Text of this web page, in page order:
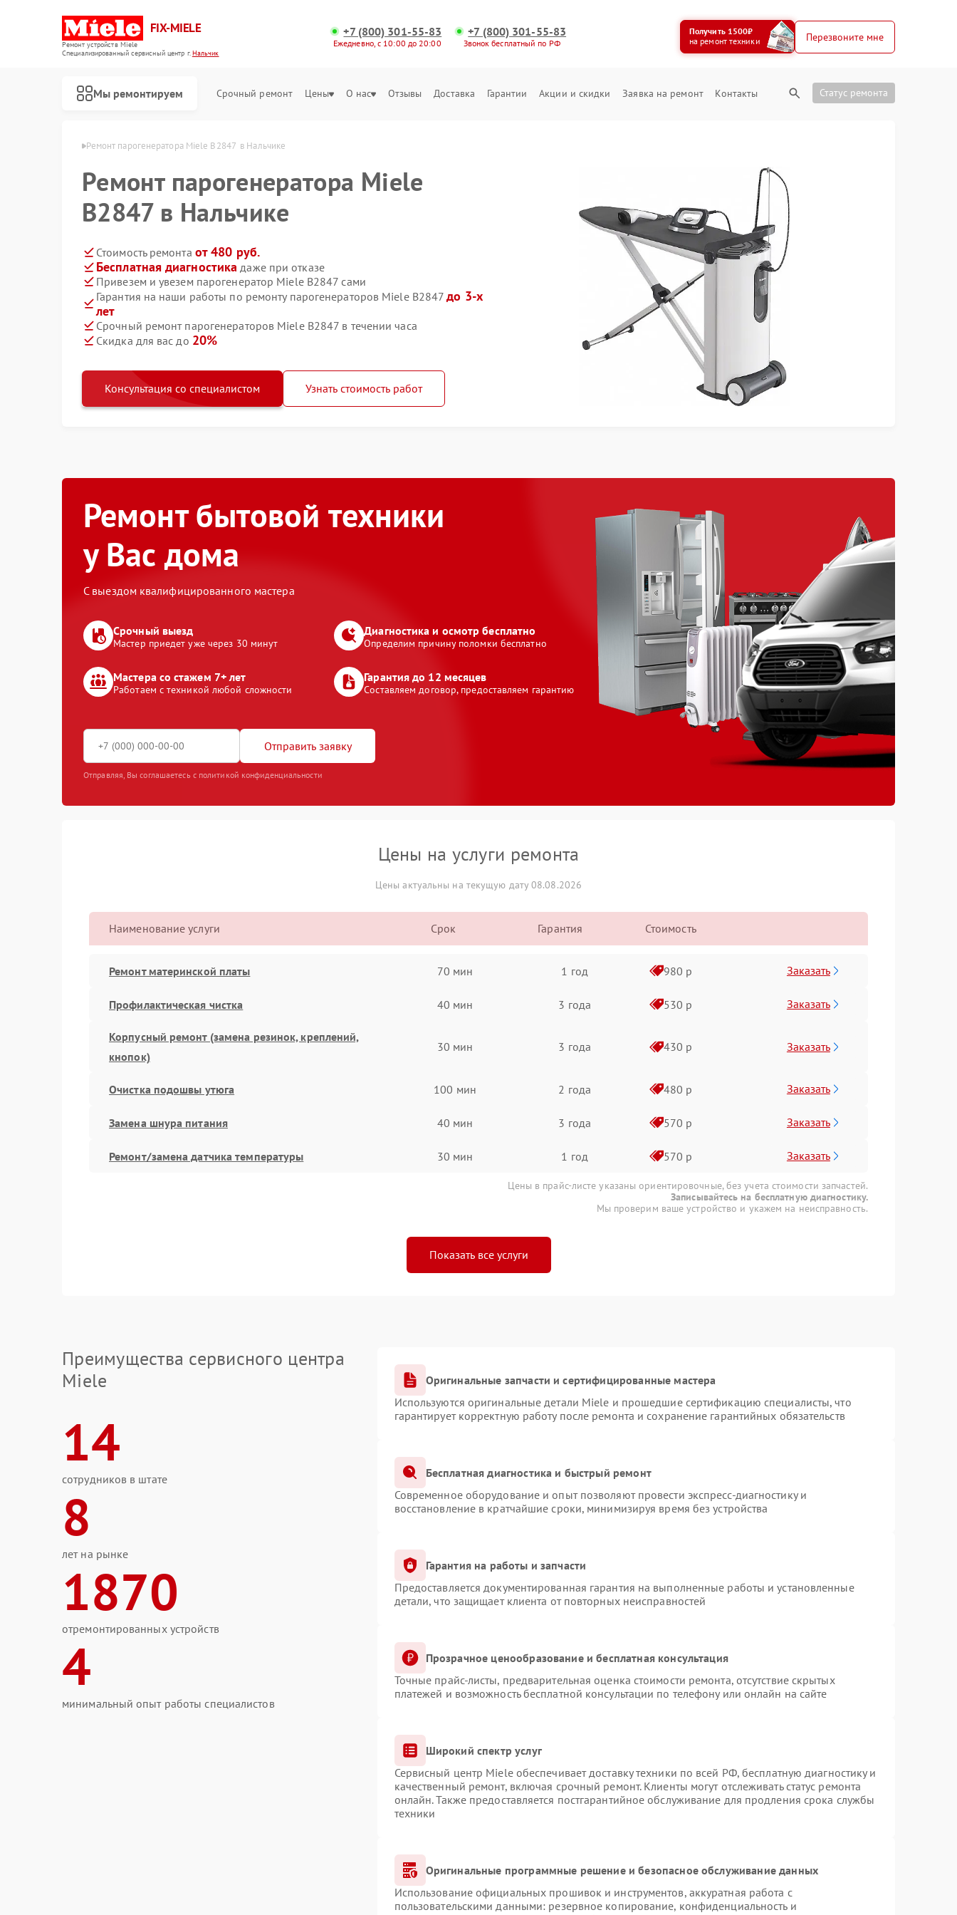
FIX-MIELE
Ремонт устройств Miele
Специализированный cервисный центр г.Нальчик
+7 (800) 301-55-83
Ежедневно, с 10:00 до 20:00
+7 (800) 301-55-83
Звонок бесплатный по РФ
Получить 1500₽
на ремонт техники
Перезвоните мне
Мы ремонтируем Срочный ремонт Цены О нас Отзывы Доставка Гарантии Акции и скидки Заявка на ремонт Контакты Статус ремонта
Ремонт парогенератора Miele B2847  в Нальчике
Ремонт парогенератора Miele
B2847 в Нальчике
Стоимость ремонта от 480 руб.
Бесплатная диагностика даже при отказе
Привезем и увезем парогенератор Miele B2847 сами
Гарантия на наши работы по ремонту парогенераторов Miele B2847до 3-х
лет
Срочный ремонт парогенераторов Miele B2847 в течении часа
Скидка для вас до 20%
Консультация со специалистом Узнать стоимость работ
Ремонт бытовой техники
у Вас дома
С выездом квалифицированного мастера
Срочный выезд
Мастер приедет уже через 30 минут
Диагностика и осмотр бесплатно
Определим причину поломки бесплатно
Мастера со стажем 7+ лет
Работаем с техникой любой сложности
Гарантия до 12 месяцев
Составляем договор, предоставляем гарантию
Отправить заявку
Отправляя, Вы соглашаетесь с политикой конфиденциальности
Цены на услуги ремонта
Цены актуальны на текущую дату 08.08.2026
Наименование услуги Срок Гарантия Стоимость
Ремонт материнской платы 70 мин 1 год 980 р Заказать
Профилактическая чистка 40 мин 3 года 530 р Заказать
Корпусный ремонт (замена резинок, креплений,
кнопок)
30 мин 3 года 430 р Заказать
Очистка подошвы утюга 100 мин 2 года 480 р Заказать
Замена шнура питания 40 мин 3 года 570 р Заказать
Ремонт/замена датчика температуры 30 мин 1 год 570 р Заказать
Цены в прайс-листе указаны ориентировочные, без учета стоимости запчастей.
Записывайтесь на бесплатную диагностику.
Мы проверим ваше устройство и укажем на неисправность.
Показать все услуги
Преимущества сервисного центра
Miele
14
сотрудников в штате
8
лет на рынке
1870
отремонтированных устройств
4
минимальный опыт работы специалистов
Оригинальные запчасти и сертифицированные мастера
Используются оригинальные детали Miele и прошедшие сертификацию специалисты, что
гарантирует корректную работу после ремонта и сохранение гарантийных обязательств
Бесплатная диагностика и быстрый ремонт
Современное оборудование и опыт позволяют провести экспресс-диагностику и
восстановление в кратчайшие сроки, минимизируя время без устройства
Гарантия на работы и запчасти
Предоставляется документированная гарантия на выполненные работы и установленные
детали, что защищает клиента от повторных неисправностей
Прозрачное ценообразование и бесплатная консультация
Точные прайс-листы, предварительная оценка стоимости ремонта, отсутствие скрытых
платежей и возможность бесплатной консультации по телефону или онлайн на сайте
Широкий спектр услуг
Сервисный центр Miele обеспечивает доставку техники по всей РФ, бесплатную диагностику и
качественный ремонт, включая срочный ремонт. Клиенты могут отслеживать статус ремонта
онлайн. Также предоставляется постгарантийное обслуживание для продления срока службы
техники
Оригинальные программные решение и безопасное обслуживание данных
Использование официальных прошивок и инструментов, аккуратная работа с
пользовательскими данными: резервное копирование, конфиденциальность и